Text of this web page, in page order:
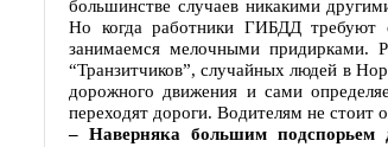
большинстве случаев никакими
Но когда работники ГИБДД требуют
занимаемся мелочными придирками.
“Транзитчиков”, случайных людей в
дорожного движения и сами
переходят дороги. Водителям не стоит
– Наверняка большим подспорьем